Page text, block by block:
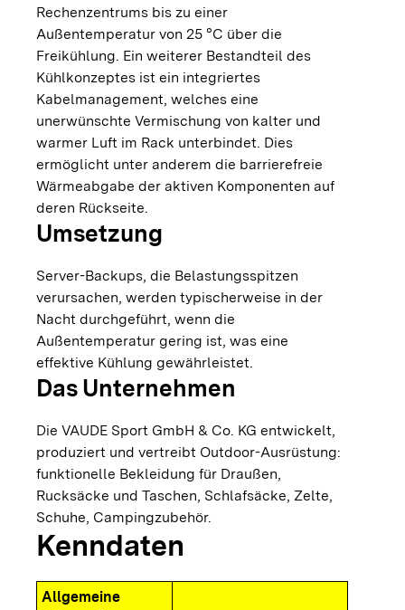
Rechenzentrums bis zu einer
Außentemperatur von 25 °C über die
Freikühlung. Ein weiterer Bestandteil des
Kühlkonzeptes ist ein integriertes
Kabelmanagement, welches eine
unerwünschte Vermischung von kalter und
warmer Luft im Rack unterbindet. Dies
ermöglicht unter anderem die barrierefreie
Wärmeabgabe der aktiven Komponenten auf
deren Rückseite.
Umsetzung
Server-Backups, die Belastungsspitzen
verursachen, werden typischerweise in der
Nacht durchgeführt, wenn die
Außentemperatur gering ist, was eine
effektive Kühlung gewährleistet.
Das Unternehmen
Die VAUDE Sport GmbH & Co. KG entwickelt,
produziert und vertreibt Outdoor-Ausrüstung:
funktionelle Bekleidung für Draußen,
Rucksäcke und Taschen, Schlafsäcke, Zelte,
Schuhe, Campingzubehör.
Kenndaten
Allgemeine